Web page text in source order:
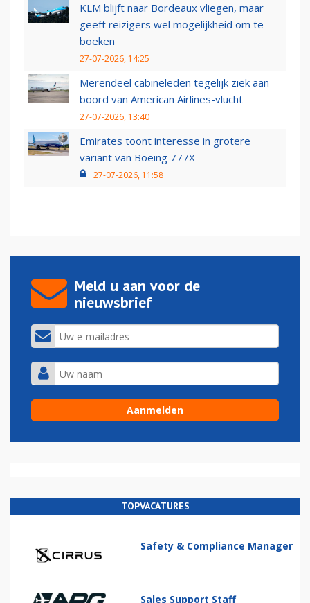
KLM blijft naar Bordeaux vliegen, maar
geeft reizigers wel mogelijkheid om te
boeken
27-07-2026, 14:25
Merendeel cabineleden tegelijk ziek aan
boord van American Airlines-vlucht
27-07-2026, 13:40
Emirates toont interesse in grotere
variant van Boeing 777X
27-07-2026, 11:58
Meld u aan voor de
nieuwsbrief
TOPVACATURES
Safety & Compliance Manager
Sales Support Staff